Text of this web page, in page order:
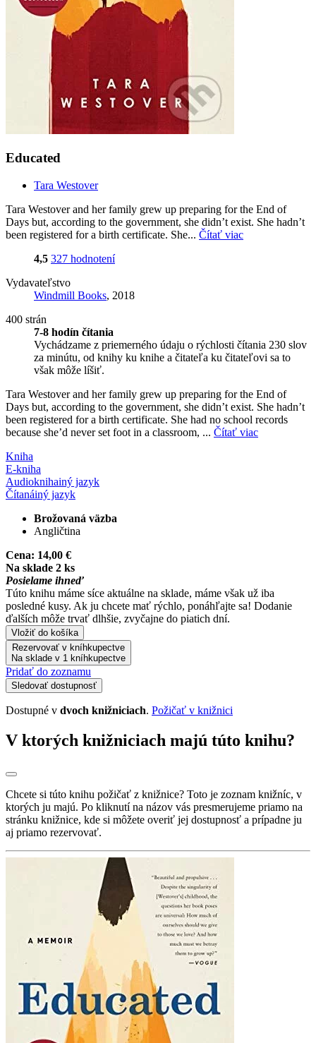
Educated
Tara Westover
Tara Westover and her family grew up preparing for the End of
Days but, according to the government, she didn’t exist. She hadn’t
been registered for a birth certificate. She... Čítať viac
4,5 327 hodnotení
Vydavateľstvo
Windmill Books, 2018
400 strán
7-8 hodín čítania
Vychádzame z priemerného údaju o rýchlosti čítania 230 slov
za minútu, od knihy ku knihe a čitateľa ku čitateľovi sa to
však môže líšiť.
Tara Westover and her family grew up preparing for the End of
Days but, according to the government, she didn’t exist. She hadn’t
been registered for a birth certificate. She had no school records
because she’d never set foot in a classroom, ... Čítať viac
Kniha
E-kniha
Audioknihainý jazyk
Čítanáiný jazyk
Brožovaná väzba
Angličtina
Cena: 14,00 €
Na sklade 2 ks
Posielame ihneď
Túto knihu máme síce aktuálne na sklade, máme však už iba
posledné kusy. Ak ju chcete mať rýchlo, ponáhľajte sa! Dodanie
ďalších môže trvať dlhšie, zvyčajne do piatich dní.
Vložiť do košíka
Rezervovať v kníhkupectve
Na sklade v 1 kníhkupectve
Pridať do zoznamu
Sledovať dostupnosť
Dostupné v dvoch knižniciach. Požičať v knižnici
V ktorých knižniciach majú túto knihu?
Chcete si túto knihu požičať z knižnice? Toto je zoznam knižníc, v
ktorých ju majú. Po kliknutí na názov vás presmerujeme priamo na
stránku knižnice, kde si môžete overiť jej dostupnosť a prípadne ju
aj priamo rezervovať.